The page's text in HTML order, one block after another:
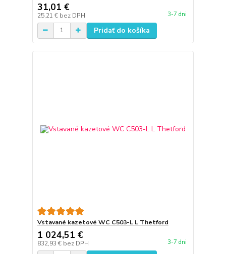
31,01 €
25,21 € bez DPH 3-7 dni
Pridať do košíka
Vstavané kazetové WC C503-L L Thetford
1 024,51 €
832,93 € bez DPH 3-7 dni